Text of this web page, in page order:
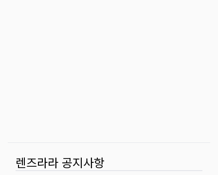
렌즈라라 공지사항